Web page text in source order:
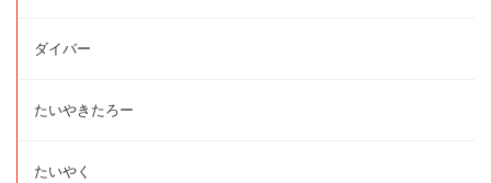
ダイバー
たいやきたろー
たいやく